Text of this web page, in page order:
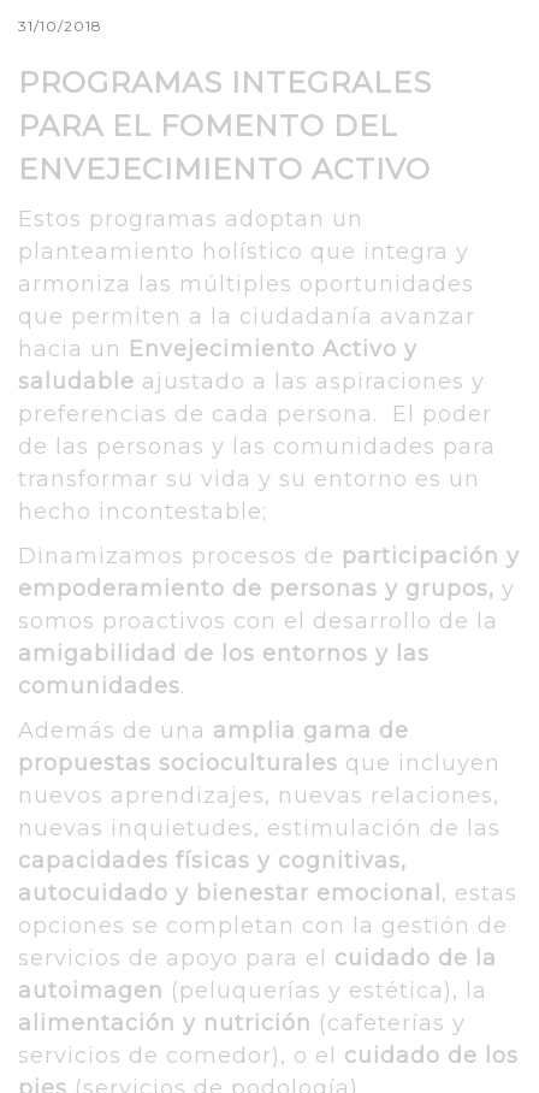
31/10/2018
PROGRAMAS INTEGRALES
PARA EL FOMENTO DEL
ENVEJECIMIENTO ACTIVO
Estos programas adoptan un
planteamiento holístico que integra y
armoniza las múltiples oportunidades
que permiten a la ciudadanía avanzar
hacia un Envejecimiento Activo y
saludable ajustado a las aspiraciones y
preferencias de cada persona. El poder
de las personas y las comunidades para
transformar su vida y su entorno es un
hecho incontestable;
Dinamizamos procesos de participación y
empoderamiento de personas y grupos, y
somos proactivos con el desarrollo de la
amigabilidad de los entornos y las
comunidades.
Además de una amplia gama de
propuestas socioculturales que incluyen
nuevos aprendizajes, nuevas relaciones,
nuevas inquietudes, estimulación de las
capacidades físicas y cognitivas,
autocuidado y bienestar emocional , estas
opciones se completan con la gestión de
servicios de apoyo para el cuidado de la
autoimagen (peluquerías y estética), la
alimentación y nutrición (cafeterías y
servicios de comedor), o el cuidado de los